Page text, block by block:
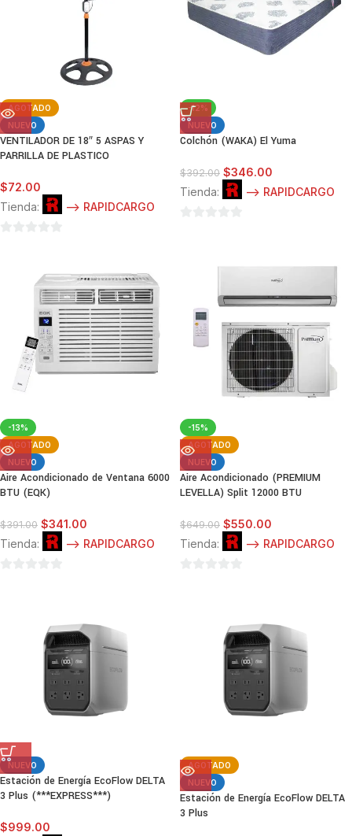
AGOTADO
NUEVO
VENTILADOR DE 18″ 5 ASPAS Y
PARRILLA DE PLASTICO
$72.00
Tienda:
--> RAPIDCARGO
-12%
NUEVO
Colchón (WAKA) El Yuma
$392.00 $346.00
Tienda:
--> RAPIDCARGO
-13%
AGOTADO
NUEVO
Aire Acondicionado de Ventana 6000
BTU (EQK)
$391.00 $341.00
Tienda:
--> RAPIDCARGO
-15%
AGOTADO
NUEVO
Aire Acondicionado (PREMIUM
LEVELLA) Split 12000 BTU
$649.00 $550.00
Tienda:
--> RAPIDCARGO
NUEVO
Estación de Energía EcoFlow DELTA
3 Plus (***EXPRESS***)
$999.00
AGOTADO
NUEVO
Estación de Energía EcoFlow DELTA
3 Plus